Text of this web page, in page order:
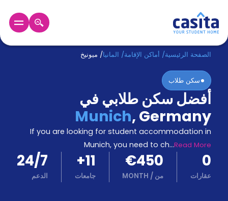
الرئيسية عربي EUR
دخول
حجز
السكن
من
المدونة
أخبر
أصدقائك
الصفحة الرئيسية/ أماكن الإقامة/ المانيا/ ميونيخ
سكن طلاب
أفضل سكن طلابي في
Munich, Germany
If you are looking for student accommodation in
Munich, you need to ch...Read More
0
عقارات
€450
من /
MONTH
11
+
جامعات
24/7
الدعم